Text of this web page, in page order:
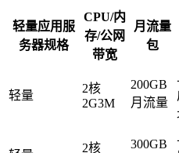
轻量应用服
务器规格
CPU/内
存/公网
带宽
月流量
包
轻量
2核
2G3M
200GB
月流量
2核
300GB